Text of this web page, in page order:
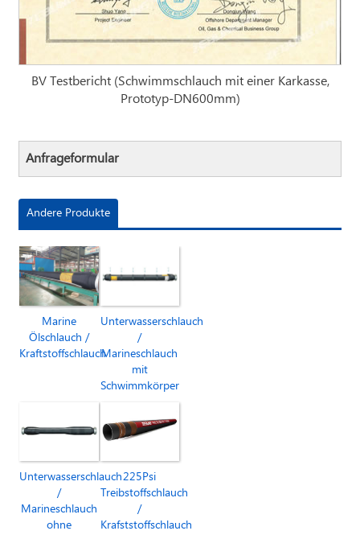
BV Testbericht (Schwimmschlauch mit einer Karkasse,
Prototyp-DN600mm)
Anfrageformular
Andere Produkte
Marine
Ölschlauch /
Kraftstoffschlauch
Unterwasserschlauch
/
Marineschlauch
mit
Schwimmkörper
Unterwasserschlauch
/
Marineschlauch
ohne
225Psi
Treibstoffschlauch
/
Krafststoffschlauch